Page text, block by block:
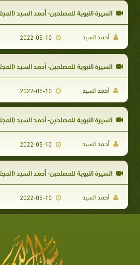
السيرة النبوية للمصلحين- أحمد السيد
أحمد السيد
السيرة النبوية للمصلحين- أحمد السيد
أحمد السيد
السيرة النبوية للمصلحين- أحمد السيد
أحمد السيد
السيرة النبوية للمصلحين- أحمد السيد
أحمد السيد